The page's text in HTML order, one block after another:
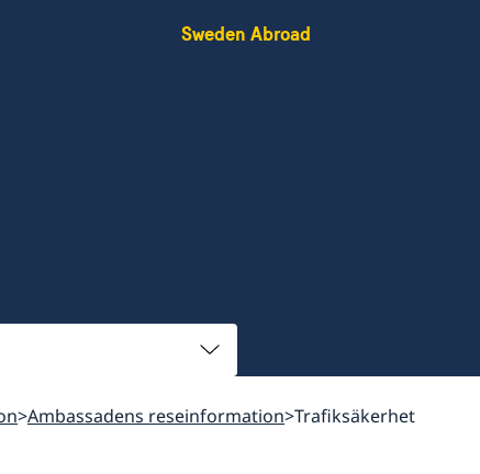
Sweden Abroad
Ambassadens reseinformation Trafiksäkerhet